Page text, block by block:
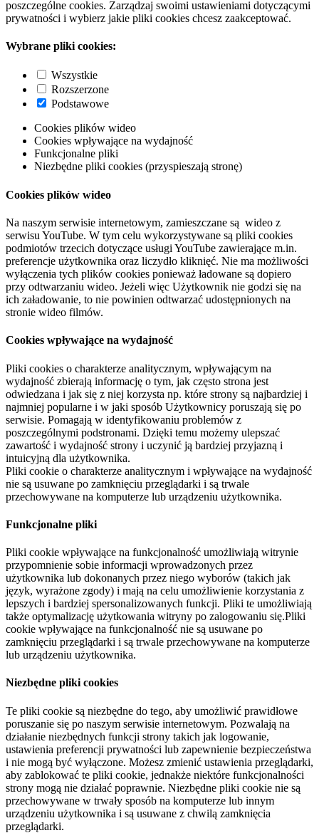
poszczególne cookies. Zarządzaj swoimi ustawieniami dotyczącymi
prywatności i wybierz jakie pliki cookies chcesz zaakceptować.
Wybrane pliki cookies:
Wszystkie
Rozszerzone
Podstawowe
Cookies plików wideo
Cookies wpływające na wydajność
Funkcjonalne pliki
Niezbędne pliki cookies (przyspieszają stronę)
Cookies plików wideo
Na naszym serwisie internetowym, zamieszczane są wideo z
serwisu YouTube. W tym celu wykorzystywane są pliki cookies
podmiotów trzecich dotyczące usługi YouTube zawierające m.in.
preferencje użytkownika oraz liczydło kliknięć. Nie ma możliwości
wyłączenia tych plików cookies ponieważ ładowane są dopiero
przy odtwarzaniu wideo. Jeżeli więc Użytkownik nie godzi się na
ich załadowanie, to nie powinien odtwarzać udostępnionych na
stronie wideo filmów.
Cookies wpływające na wydajność
Pliki cookies o charakterze analitycznym, wpływającym na
wydajność zbierają informację o tym, jak często strona jest
odwiedzana i jak się z niej korzysta np. które strony są najbardziej i
najmniej popularne i w jaki sposób Użytkownicy poruszają się po
serwisie. Pomagają w identyfikowaniu problemów z
poszczególnymi podstronami. Dzięki temu możemy ulepszać
zawartość i wydajność strony i uczynić ją bardziej przyjazną i
intuicyjną dla użytkownika.
Pliki cookie o charakterze analitycznym i wpływające na wydajność
nie są usuwane po zamknięciu przeglądarki i są trwale
przechowywane na komputerze lub urządzeniu użytkownika.
Funkcjonalne pliki
Pliki cookie wpływające na funkcjonalność umożliwiają witrynie
przypomnienie sobie informacji wprowadzonych przez
użytkownika lub dokonanych przez niego wyborów (takich jak
język, wyrażone zgody) i mają na celu umożliwienie korzystania z
lepszych i bardziej spersonalizowanych funkcji. Pliki te umożliwiają
także optymalizację użytkowania witryny po zalogowaniu się.Pliki
cookie wpływające na funkcjonalność nie są usuwane po
zamknięciu przeglądarki i są trwale przechowywane na komputerze
lub urządzeniu użytkownika.
Niezbędne pliki cookies
Te pliki cookie są niezbędne do tego, aby umożliwić prawidłowe
poruszanie się po naszym serwisie internetowym. Pozwalają na
działanie niezbędnych funkcji strony takich jak logowanie,
ustawienia preferencji prywatności lub zapewnienie bezpieczeństwa
i nie mogą być wyłączone. Możesz zmienić ustawienia przeglądarki,
aby zablokować te pliki cookie, jednakże niektóre funkcjonalności
strony mogą nie działać poprawnie. Niezbędne pliki cookie nie są
przechowywane w trwały sposób na komputerze lub innym
urządzeniu użytkownika i są usuwane z chwilą zamknięcia
przeglądarki.